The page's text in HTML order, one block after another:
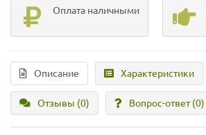
Оплата наличными
Описание Характеристики
Отзывы (0) Вопрос-ответ(0)